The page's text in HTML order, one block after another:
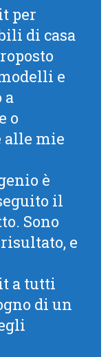
per
di casa
e
a
o
alle mie
è
il
Sono
e
a tutti
di un